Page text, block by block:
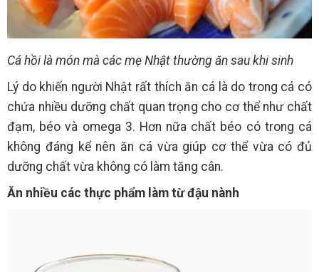
Cá hồi là món mà các mẹ Nhật thường ăn sau khi sinh
Lý do khiến người Nhật rất thích ăn cá là do trong cá có
chứa nhiều dưỡng chất quan trọng cho cơ thể như chất
đạm, béo và omega 3. Hơn nữa chất béo có trong cá
không đáng kể nên ăn cá vừa giúp cơ thể vừa có đủ
dưỡng chất vừa không có làm tăng cân.
Ăn nhiều các thực phẩm làm từ đậu nành